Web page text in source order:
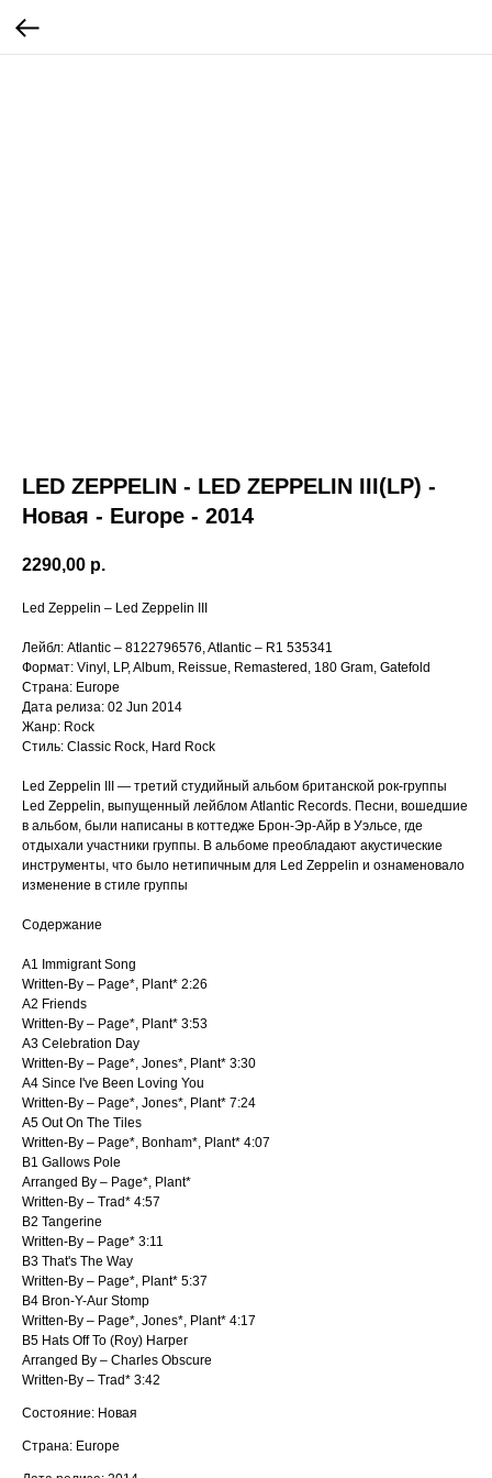
LED ZEPPELIN - LED ZEPPELIN III(LP) -
Новая - Europe - 2014
2290,00 р.
Led Zeppelin ‎– Led Zeppelin III
Лейбл: Atlantic ‎– 8122796576, Atlantic ‎– R1 535341
Формат: Vinyl, LP, Album, Reissue, Remastered, 180 Gram, Gatefold
Страна: Europe
Дата релиза: 02 Jun 2014
Жанр: Rock
Стиль: Classic Rock, Hard Rock
Led Zeppelin III — третий студийный альбом британской рок-группы
Led Zeppelin, выпущенный лейблом Atlantic Records. Песни, вошедшие
в альбом, были написаны в коттедже Брон-Эр-Айр в Уэльсе, где
отдыхали участники группы. В альбоме преобладают акустические
инструменты, что было нетипичным для Led Zeppelin и ознаменовало
изменение в стиле группы
Содержание
A1 Immigrant Song
Written-By – Page*, Plant* 2:26
A2 Friends
Written-By – Page*, Plant* 3:53
A3 Celebration Day
Written-By – Page*, Jones*, Plant* 3:30
A4 Since I've Been Loving You
Written-By – Page*, Jones*, Plant* 7:24
A5 Out On The Tiles
Written-By – Page*, Bonham*, Plant* 4:07
B1 Gallows Pole
Arranged By – Page*, Plant*
Written-By – Trad* 4:57
B2 Tangerine
Written-By – Page* 3:11
B3 That's The Way
Written-By – Page*, Plant* 5:37
B4 Bron-Y-Aur Stomp
Written-By – Page*, Jones*, Plant* 4:17
B5 Hats Off To (Roy) Harper
Arranged By – Charles Obscure
Written-By – Trad* 3:42
Состояние: Новая
Страна: Europe